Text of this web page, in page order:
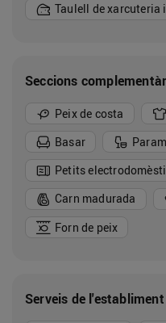
Taulell de xarcuteria
Seccions
Peix de costa
Basar
Petits
Carn madurada
Forn de peix
Serveis de l'establiment